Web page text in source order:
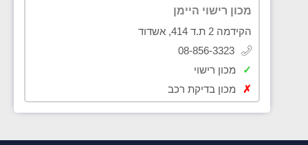
מכון רישוי היימן
הקידמה 2 ת.ד 414, אשדוד
08-856-3323
✓
מכון רישוי
✗
מכון בדיקת רכב